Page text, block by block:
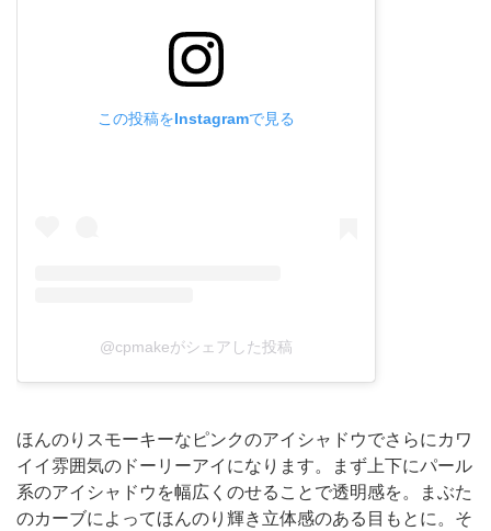
この投稿をInstagramで見る
@cpmakeがシェアした投稿
ほんのりスモーキーなピンクのアイシャドウでさらにカワ
イイ雰囲気のドーリーアイになります。まず上下にパール
系のアイシャドウを幅広くのせることで透明感を。まぶた
のカーブによってほんのり輝き立体感のある目もとに。そ